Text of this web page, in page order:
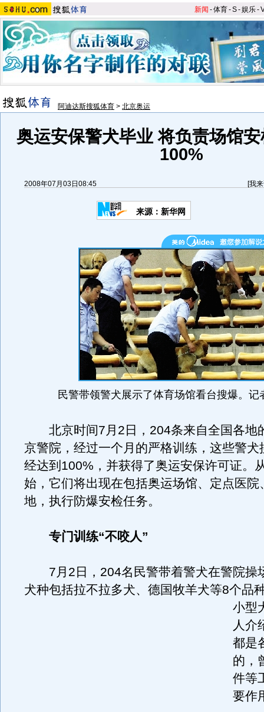
新闻 -体育-S-娱乐-
阿迪达斯搜狐体育 > 北京奥运
奥运安保警犬毕业 将负责场馆
100%
2008年07月03日08:45 [我
来源：新华网
民警带领警犬展示了体育场馆看台搜爆。记
北京时间7月2日，204条来自全国各地
京警院，经过一个月的严格训练，这些警犬
经达到100%，并获得了奥运安保许可证。
始，它们将出现在包括奥运场馆、定点医院
地，执行防爆安检任务。
专门训练“不咬人”
7月2日，204名民警带着警犬在警院操
犬种包括拉不拉多犬、德国牧羊犬等8个品
小型
人介
都是
的，
件等
要作